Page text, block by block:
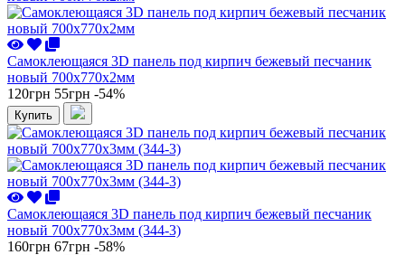
Самоклеющаяся 3D панель под кирпич бежевый песчаник
новый 700x770x2мм
120грн 55грн -54%
Купить
Самоклеющаяся 3D панель под кирпич бежевый песчаник
новый 700x770x3мм (344-3)
160грн 67грн -58%